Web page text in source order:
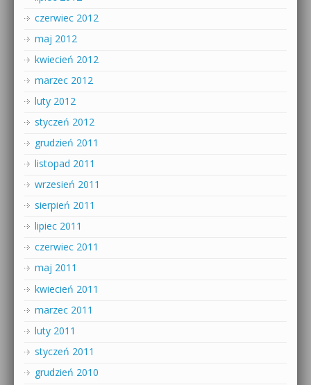
czerwiec 2012
maj 2012
kwiecień 2012
marzec 2012
luty 2012
styczeń 2012
grudzień 2011
listopad 2011
wrzesień 2011
sierpień 2011
lipiec 2011
czerwiec 2011
maj 2011
kwiecień 2011
marzec 2011
luty 2011
styczeń 2011
grudzień 2010